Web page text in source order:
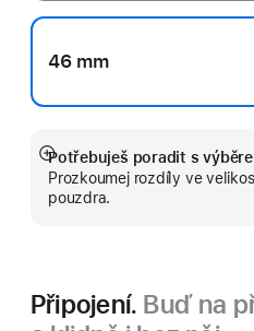
46 mm
Potřebuješ poradit s
Prozkoumej rozdíly ve
pouzdra.
Zobrazit
více
Připojení. Buď na